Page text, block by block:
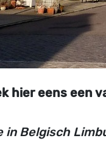
hier eens een
Belgisch